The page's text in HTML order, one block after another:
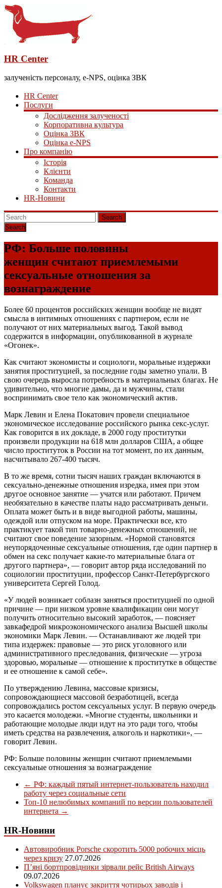
HR Center
залученість персоналу, e-NPS, оцінка ЗВК
HR Center
Послуги
Дослідження залученості
Корпоративна культура
Оцінка ЗВК
Оцінка e-NPS
Про компанію
Історія
Клієнти
Команда
Контакти
HR-Новини
Search
РФ: Больше половины
женщин считают приемлемыми
сексуальные отношения за
вознаграждение
Более 60 процентов российских женщин вообще не видят
смысла в интимных отношениях с партнером, если не
получают от них материальных выгод. Такой вывод
содержится в информации, опубликованной в журнале
«Огонек».
Как считают экономисты и социологи, моральные издержки
занятия проституцией, за последние годы заметно упали. В
свою очередь выросла потребность в материальных благах. Не
удивительно, что многие дамы, да и мужчины, стали
воспринимать свое тело как экономический актив.
Марк Левин и Елена Покатович провели специальное
экономическое исследование российского рынка секс-услуг.
Как говорится в их докладе, в 2000 году проститутки
произвели продукции на 618 млн долларов США, а общее
число проституток в России на тот момент, по их данным,
насчитывало 267-400 тысяч.
В то же время, сотни тысяч наших граждан включаются в
сексуально-денежные отношения изредка, имея при этом
другое основное занятие — учатся или работают. Причем
необязательно в качестве платы надо рассматривать деньги.
Оплата может быть и в виде выгодной работы, машины,
одеждой или отпуском на море. Практически все, кто
практикует такой тип товарно-денежных отношений, не
считают свое поведение зазорным. «Нормой становятся
неупорядоченные сексуальные отношения, где один партнер в
обмен на секс получает какие-то материальные блага от
другого партнера», — говорит автор ряда исследований по
социологии проституции, профессор Санкт-Петербургского
университета Сергей Голод.
«У людей возникает соблазн заняться проституцией по одной
причине — при низком уровне квалификации они могут
получить относительно высокий заработок, — поясняет
завкафедрой микроэкономического анализа Высшей школы
экономики Марк Левин. — Останавливают же людей три
типа издержек: правовые — это риск уголовного или
административного преследования, физические — угроза
здоровью, моральные — отношение к проститутке в обществе
и ее отношение к самой себе».
По утверждению Левина, массовые кризисы,
сопровождающиеся массовой безработицей, всегда
сопровождались ростом сексуальных услуг. В первую очередь
это касается молодежи. «Многие студенты, школьники и
работающие молодые люди идут на это ради того, чтобы
иметь средства на развлечения, алкоголь и наркотики», —
говорит Левин.
РФ: Больше половины женщин считают приемлемыми
сексуальные отношения за вознаграждение
← РФ: каждый пятый интернет-пользователь находил
работу через социальные сети
Топ-10 нелюбимых компаний по версии пользователей
интернета →
HR-Новини
Автовиробник Porsche скоротить 5000 робочих місць
через кризу 27.07.2026
П’яні бортпровідники зірвали рейс British Airways
09.07.2026
Volkswagen планує закриття чотирьох заводів і